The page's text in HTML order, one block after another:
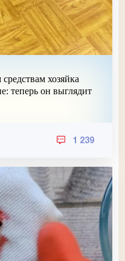
хозяйка
теперь он выглядит
1 239